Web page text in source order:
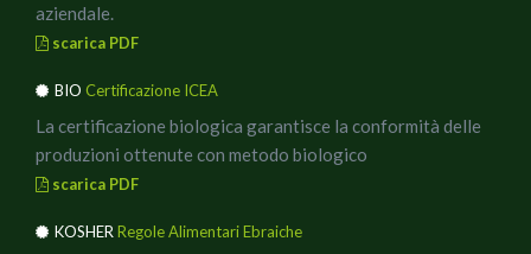
aziendale.
scarica PDF
BIO Certificazione ICEA
La certificazione biologica garantisce la conformità delle
produzioni ottenute con metodo biologico
scarica PDF
KOSHER Regole Alimentari Ebraiche